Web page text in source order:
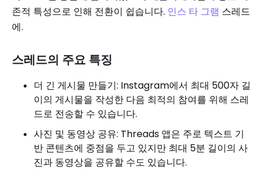
존적 특성으로 인해 전환이 쉽습니다. 인스 타 그램 스레드
에.
스레드의 주요 특징
더 긴 게시물 만들기: Instagram에서 최대 500자 길
이의 게시물을 작성한 다음 최적의 참여를 위해 스레
드로 전송할 수 있습니다.
사진 및 동영상 공유: Threads 앱은 주로 텍스트 기
반 콘텐츠에 중점을 두고 있지만 최대 5분 길이의 사
진과 동영상을 공유할 수도 있습니다.